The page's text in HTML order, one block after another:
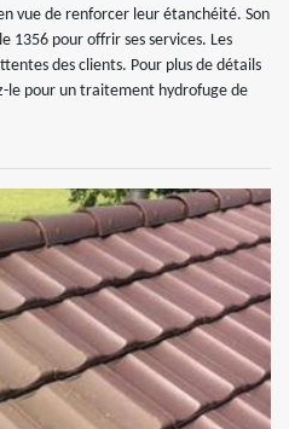
vue de renforcer leur étanchéité. Son
1356 pour offrir ses services. Les
des clients. Pour plus de détails
le pour un traitement hydrofuge de